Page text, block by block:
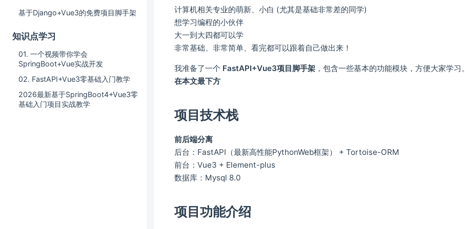
基于Django+Vue3的免费项目脚手架
知识点学习
01. 一个视频带你学会
SpringBoot+Vue实战开发
02. FastAPI+Vue3零基础入门教学
2026最新基于SpringBoot4+Vue3零
基础入门项目实战教学
计算机相关专业的萌新、小白 (尤其是基础非常差的同学)
想学习编程的小伙伴
大一到大四都可以学
非常基础、非常简单、看完都可以跟着自己做出来！
我准备了一个 FastAPI+Vue3项目脚手架 ，包含一些基本的功能模块，方便大家学习。
在本文最下方
项目技术栈
前后端分离
后台：FastAPI（最新高性能PythonWeb框架） + Tortoise-ORM
前台：Vue3 + Element-plus
数据库：Mysql 8.0
项目功能介绍